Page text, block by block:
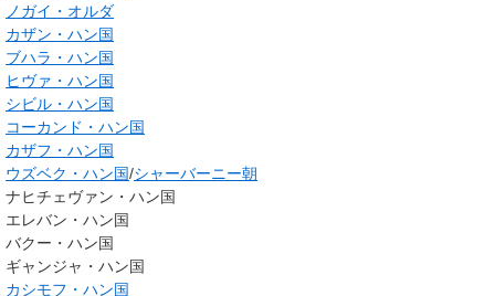
ノガイ・オルダ
カザン・ハン国
ブハラ・ハン国
ヒヴァ・ハン国
シビル・ハン国
コーカンド・ハン国
カザフ・ハン国
ウズベク・ハン国/シャーバーニー朝
ナヒチェヴァン・ハン国
エレバン・ハン国
バクー・ハン国
ギャンジャ・ハン国
カシモフ・ハン国